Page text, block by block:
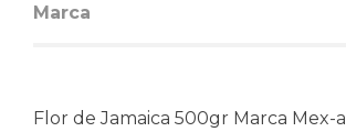
Marca
Flor de Jamaica 500gr Marca Mex-al